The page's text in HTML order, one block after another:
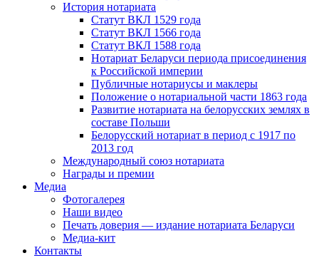
История нотариата
Статут ВКЛ 1529 года
Статут ВКЛ 1566 года
Статут ВКЛ 1588 года
Нотариат Беларуси периода присоединения
к Российской империи
Публичные нотариусы и маклеры
Положение о нотариальной части 1863 года
Развитие нотариата на белорусских землях в
составе Польши
Белорусский нотариат в период с 1917 по
2013 год
Международный союз нотариата
Награды и премии
Медиа
Фотогалерея
Наши видео
Печать доверия — издание нотариата Беларуси
Медиа-кит
Контакты